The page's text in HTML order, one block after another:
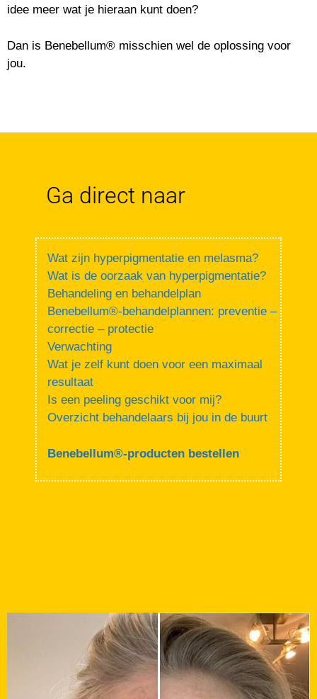
idee meer wat je hieraan kunt doen?
Dan is Benebellum® misschien wel de oplossing voor
jou.
Ga direct naar
Wat zijn hyperpigmentatie en melasma?
Wat is de oorzaak van hyperpigmentatie?
Behandeling en behandelplan
Benebellum®-behandelplannen: preventie –
correctie – protectie
Verwachting
Wat je zelf kunt doen voor een maximaal
resultaat
Is een peeling geschikt voor mij?
Overzicht behandelaars bij jou in de buurt
Benebellum®-producten bestellen